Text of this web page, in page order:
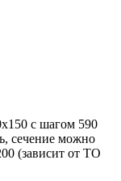
с шагом 590
сечение можно
(зависит от ТО